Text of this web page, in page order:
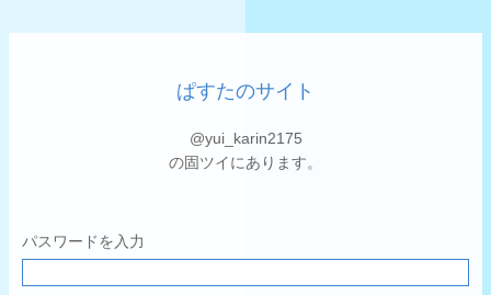
ぱすたのサイト
@yui_karin2175
の固ツイにあります。
パスワードを入力